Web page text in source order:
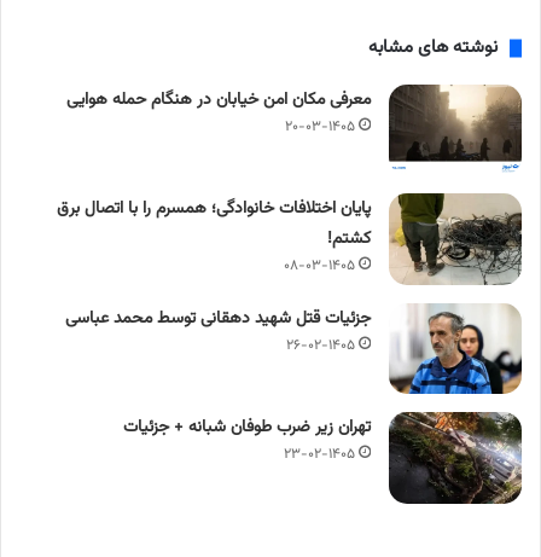
نوشته های مشابه
معرفی مکان امن خیابان در هنگام حمله هوایی
۲۰-۰۳-۱۴۰۵
پایان اختلافات خانوادگی؛ همسرم را با اتصال برق
کشتم!
۰۸-۰۳-۱۴۰۵
جزئیات قتل شهید دهقانی توسط محمد عباسی
۲۶-۰۲-۱۴۰۵
تهران زیر ضرب طوفان شبانه + جزئیات
۲۳-۰۲-۱۴۰۵